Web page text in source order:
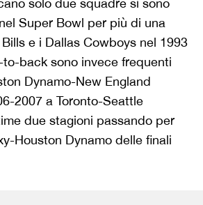
solo due squadre si sono
Super Bowl per più di una
e i Dallas Cowboys nel 1993
back sono invece frequenti
Dynamo-New England
2007 a Toronto-Seattle
due stagioni passando per
Houston Dynamo delle finali